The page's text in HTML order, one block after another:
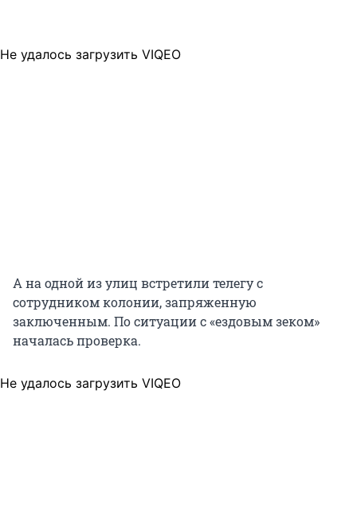
Не удалось загрузить VIQEO
А на одной из улиц встретили телегу с
сотрудником колонии, запряженную
заключенным. По ситуации с «ездовым зеком»
началась проверка.
Не удалось загрузить VIQEO